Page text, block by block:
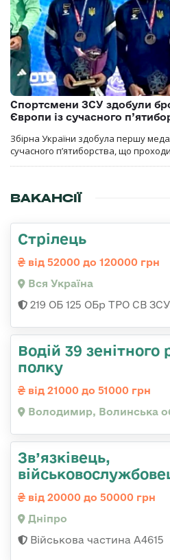
Спортсмени ЗСУ здобули
Європи із сучасного
Збірна України здобула першу
сучасного п’ятиборства, що
ВАКАНСІЇ
Стрілець
від 52000 до 120000 грн
Вся Україна
219 ОБ 125 ОБр ТРО СВ ЗСУ
Водій 39 зенітного
полку
від 21000 до 51000 грн
Володимир, Волинська
Зв’язківець,
від 20000 до 50000 грн
Дніпро
Військова частина А4615